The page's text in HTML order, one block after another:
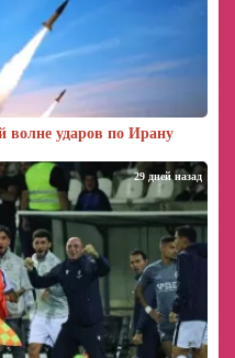
волне ударов по Ирану
29 дней назад